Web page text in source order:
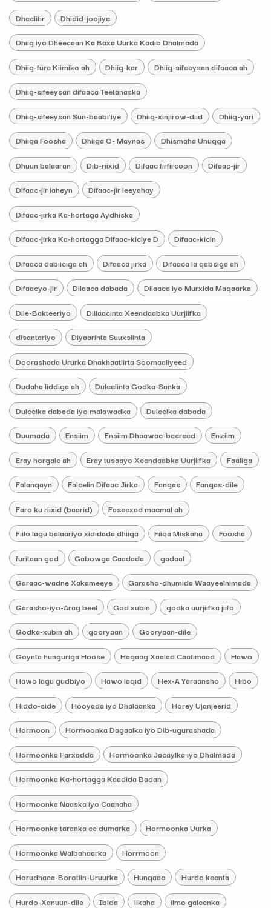
Dheelitir Dhidid-joojiye
Dhiig iyo Dheecaan Ka Baxa Uurka Kadib Dhalmada
Dhiig-fure Kiimiko ah Dhiig-kar Dhiig-sifeeysan difaaca ah
Dhiig-sifeeysan difaaca Teetanaska
Dhiig-sifeeysan Sun-baabi’iye Dhiig-xinjirow-diid Dhiig-yari
Dhiiga Foosha Dhiiga O- Maynas Dhismaha Unugga
Dhuun balaaran Dib-riixid Difaac firfircoon Difaac-jir
Difaac-jir laheyn Difaac-jir leeyahay
Difaac-jirka Ka-hortaga Aydhiska
Difaac-jirka Ka-hortagga Difaac-kiciye D Difaac-kicin
Difaaca dabiiciga ah Difaaca jirka Difaaca la qabsiga ah
Difaacyo-jir Dilaaca dabada Dilaaca iyo Murxida Maqaarka
Dile-Bakteeriyo Dillaacinta Xeendaabka Uurjiifka
disantariyo Diyaarinta Suuxsiinta
Doorashada Ururka Dhakhaatiirta Soomaaliyeed
Dudaha liddiga ah Duleelinta Godka-Sanka
Duleelka dabada iyo malawadka Duleelka dabada
Duumada Ensiim Ensiim Dhaawac-beereed Enziim
Eray horgale ah Eray tusaayo Xeendaabka Uurjiifka Faaliga
Falanqayn Falcelin Difaac Jirka Fangas Fangas-dile
Faro ku riixid (baarid) Faseexad macmal ah
Fiilo lagu balaariyo xididada dhiiga Fiiqa Miskaha Foosha
furitaan god Gabowga Caadada gadaal
Garaac-wadne Xakameeye Garasho-dhumida Waayeelnimada
Garasho-iyo-Arag beel God xubin godka uurjiifka jiifo
Godka-xubin ah gooryaan Gooryaan-dile
Goynta hunguriga Hoose Hagaag Xaalad Caafimaad Hawo
Hawo lagu gudbiyo Hawo laqid Hex-A Yaraansho Hibo
Hiddo-side Hooyada iyo Dhalaanka Horey Ujanjeerid
Hormoon Hormoonka Dagaalka iyo Dib-ugurashada
Hormoonka Farxadda Hormoonka Jacaylka iyo Dhalmada
Hormoonka Ka-hortagga Kaadida Badan
Hormoonka Naaska iyo Caanaha
Hormoonka taranka ee dumarka Hormoonka Uurka
Hormoonka Walbahaarka Horrmoon
Horudhaca-Borotiin-Uruurka Hunqaac Hurdo keenta
Hurdo-Xanuun-dile Ibida ilkaha ilmo galeenka